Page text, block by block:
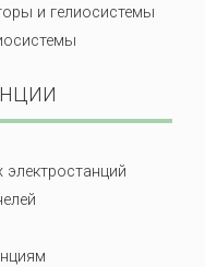
и гелиосистемы